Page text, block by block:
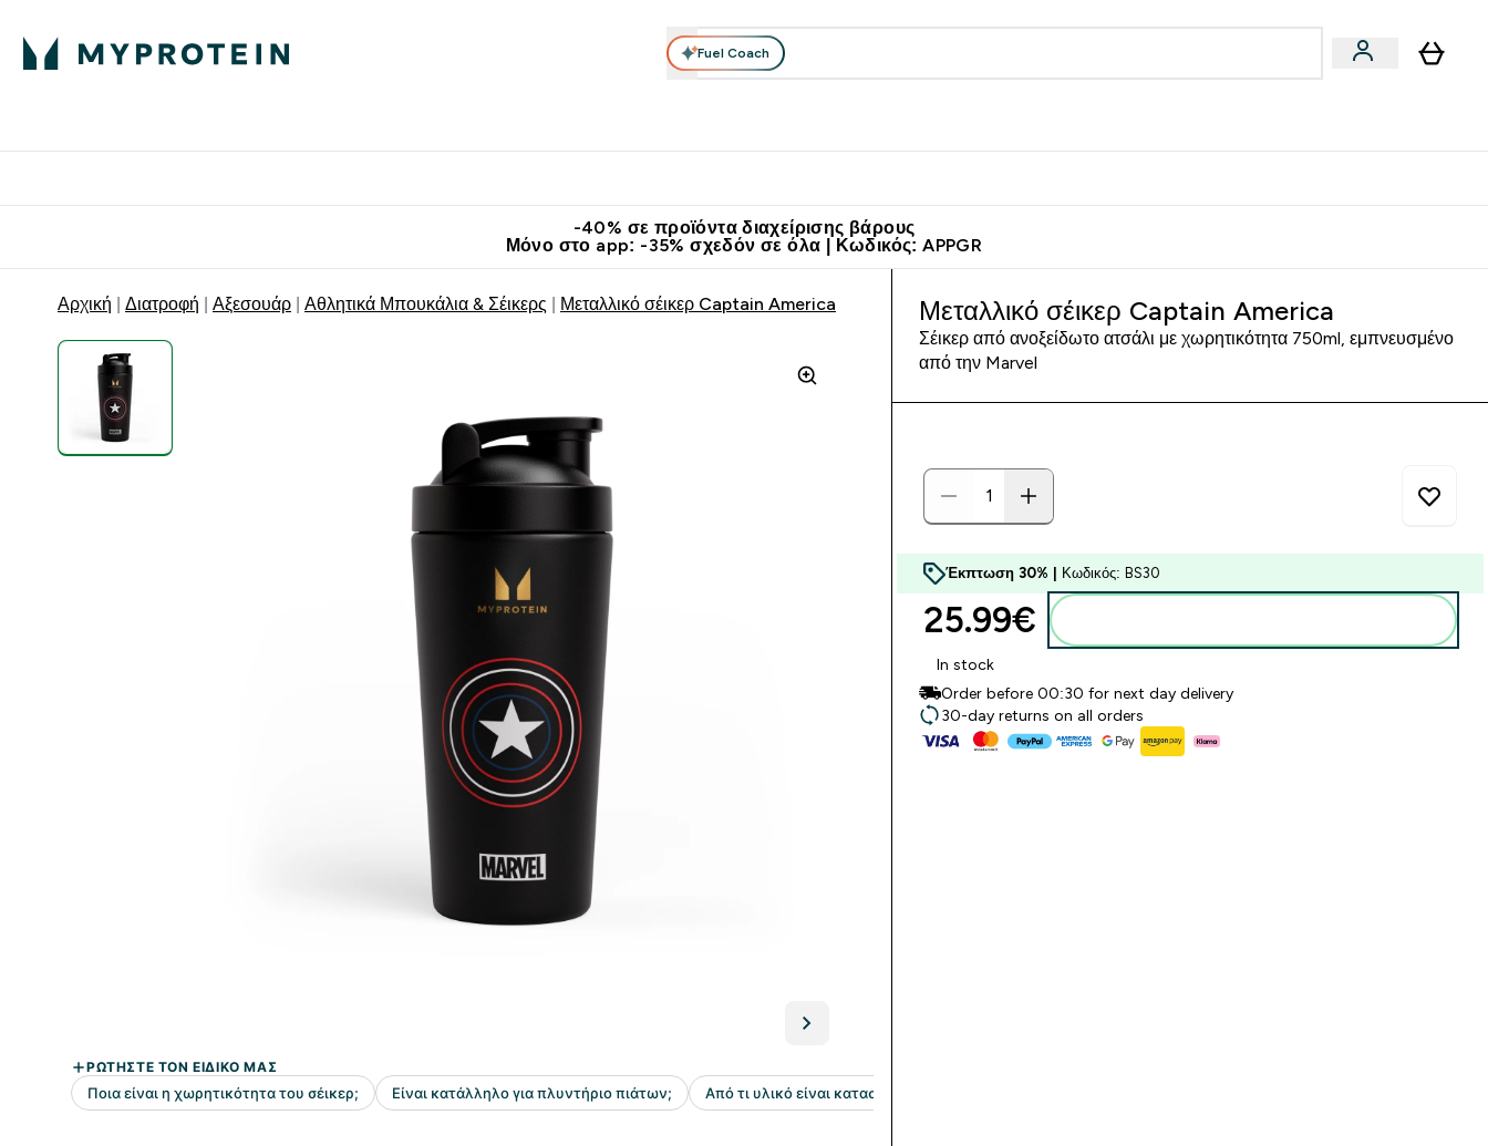
Fuel Coach
-40% σε προϊόντα διαχείρισης βάρους
Μόνο στο app: -35% σχεδόν σε όλα | Κωδικός: APPGR
Αρχική Διατροφή Αξεσουάρ Αθλητικά Μπουκάλια & Σέικερς Μεταλλικό σέικερ Captain America Μεταλλικό σέικερ Captain America
Σέικερ από ανοξείδωτο ατσάλι με χωρητικότητα 750ml, εμπνευσμένο
από την Marvel
Έκπτωση 30% | Κωδικός: BS30
25.99€‎
In stock
Order before 00:30 for next day delivery
30-day returns on all orders